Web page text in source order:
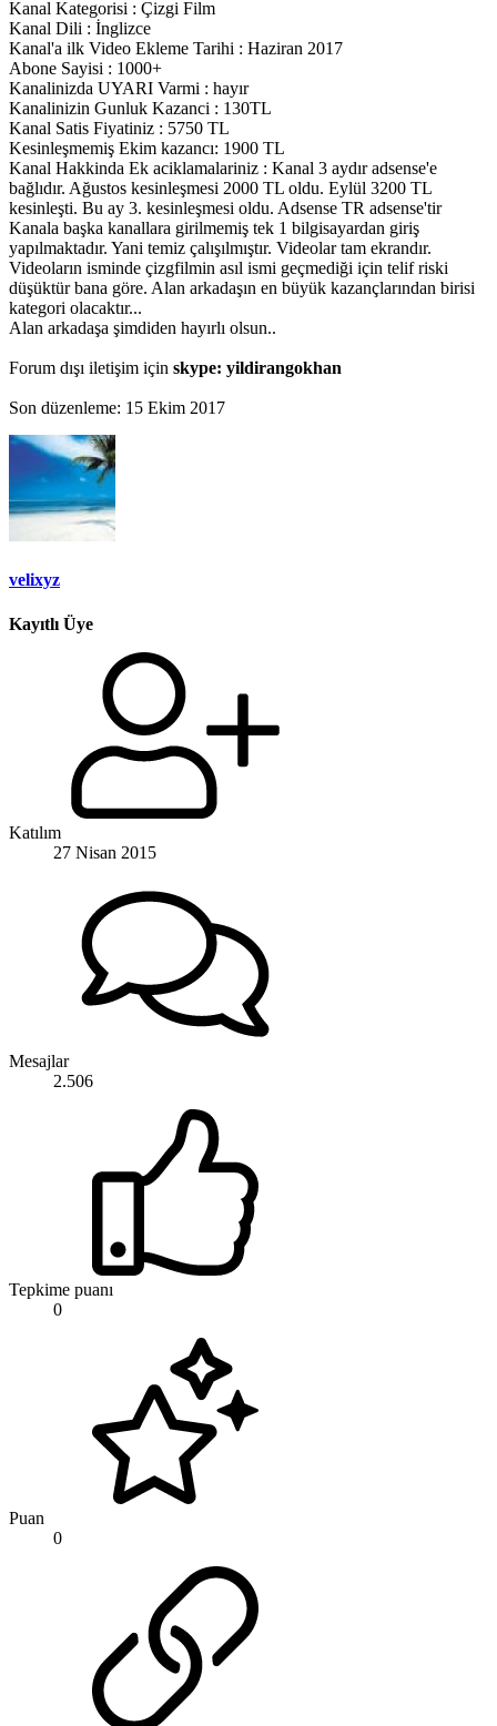
Kanal Kategorisi : Çizgi Film
Kanal Dili : İnglizce
Kanal'a ilk Video Ekleme Tarihi : Haziran 2017
Abone Sayisi : 1000+
Kanalinizda UYARI Varmi : hayır
Kanalinizin Gunluk Kazanci : 130TL
Kanal Satis Fiyatiniz : 5750 TL
Kesinleşmemiş Ekim kazancı: 1900 TL
Kanal Hakkinda Ek aciklamalariniz : Kanal 3 aydır adsense'e
bağlıdır. Ağustos kesinleşmesi 2000 TL oldu. Eylül 3200 TL
kesinleşti. Bu ay 3. kesinleşmesi oldu. Adsense TR adsense'tir
Kanala başka kanallara girilmemiş tek 1 bilgisayardan giriş
yapılmaktadır. Yani temiz çalışılmıştır. Videolar tam ekrandır.
Videoların isminde çizgfilmin asıl ismi geçmediği için telif riski
düşüktür bana göre. Alan arkadaşın en büyük kazançlarından birisi
kategori olacaktır...
Alan arkadaşa şimdiden hayırlı olsun..
Forum dışı iletişim için skype: yildirangokhan
Son düzenleme: 15 Ekim 2017
velixyz
Kayıtlı Üye
Katılım
27 Nisan 2015
Mesajlar
2.506
Tepkime puanı
0
Puan
0